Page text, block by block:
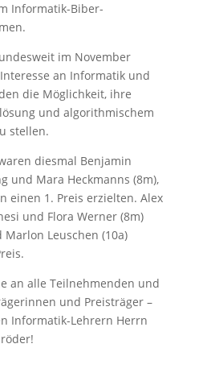
Informatik-Biber-
im November
an Informatik und
die Möglichkeit, ihre
und algorithmischem
stellen.
diesmal Benjamin
und Mara Heckmanns (8m),
einen 1. Preis erzielten. Alex
und Flora Werner (8m)
Marlon Leuschen (10a)
an alle Teilnehmenden und
und Preisträger –
Informatik-Lehrern Herrn